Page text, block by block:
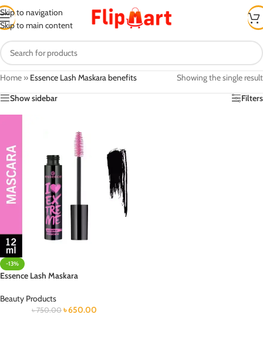
Skip to navigation
Skip to main content
Home » Essence Lash Maskara benefits
Showing the single result
Show sidebar
Filters
-13%
Essence Lash Maskara
Beauty Products
৳750.00 ৳650.00